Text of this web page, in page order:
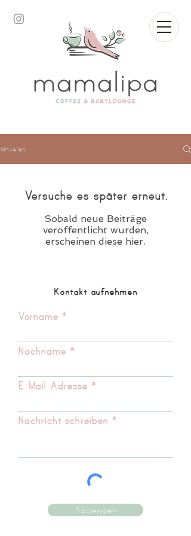
aktuelles
Versuche es später erneut.
Sobald neue Beiträge
veröffentlicht wurden,
erscheinen diese hier.
Kontakt aufnehmen
Vorname
Nachname
E-Mail-Adresse
Nachricht schreiben
Absenden